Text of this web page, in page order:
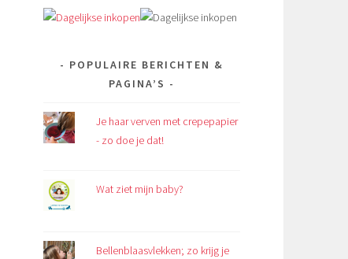
POPULAIRE BERICHTEN &
PAGINA’S
Je haar verven met crepepapier
- zo doe je dat!
Wat ziet mijn baby?
Bellenblaasvlekken; zo krijg je